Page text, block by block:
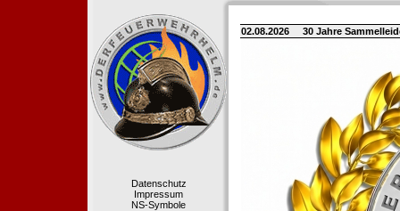
Datenschutz
Impressum
NS-Symbole
02.08.2026 30 Jahre